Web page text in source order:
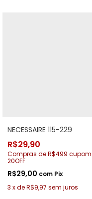
NECESSAIRE 115-229
R$29,90
Compras de R$499 cupom
20OFF
R$29,00 com Pix
3 xdeR$9,97 sem juros